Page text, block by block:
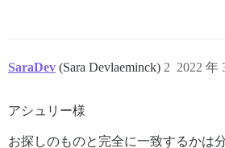
SaraDev (Sara Devlaeminck) 2022 年
2
アシュリー様
お探しのものと完全に一致するかは